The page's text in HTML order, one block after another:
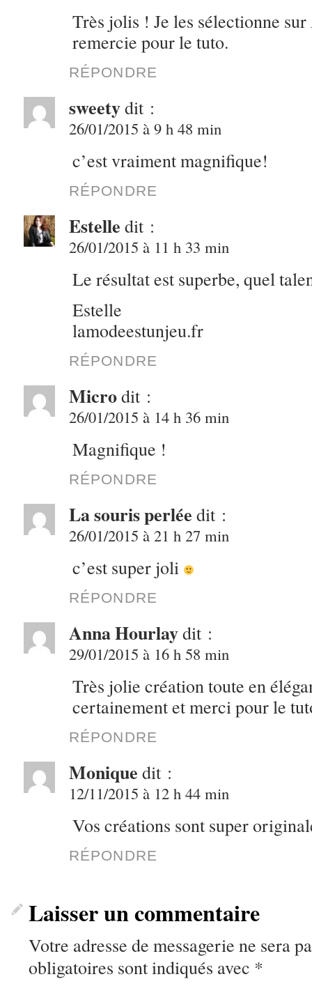
Très jolis ! Je les sélectionne
remercie pour le tuto.
RÉPONDRE
sweetydit :
26/01/2015 à 9 h 48 min
c’est vraiment magnifique!
RÉPONDRE
Estelle dit :
26/01/2015 à 11 h 33 min
Le résultat est superbe, quel
Estelle
lamodeestunjeu.fr
RÉPONDRE
Microdit :
26/01/2015 à 14 h 36 min
Magnifique !
RÉPONDRE
La souris perlée dit :
26/01/2015 à 21 h 27 min
c’est super joli
RÉPONDRE
Anna Hourlaydit :
29/01/2015 à 16 h 58 min
Très jolie création toute en
certainement et merci pour le
RÉPONDRE
Monique dit :
12/11/2015 à 12 h 44 min
Vos créations sont super
RÉPONDRE
Laisser un commentaire
Votre adresse de messagerie ne sera
obligatoires sont indiqués avec *